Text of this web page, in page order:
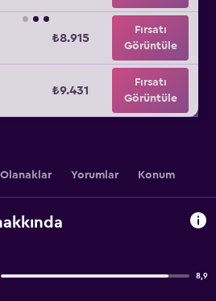
₺8.915
Fırsatı
Görüntüle
₺9.431
Fırsatı
Görüntüle
Olanaklar Yorumlar Konum
8,9